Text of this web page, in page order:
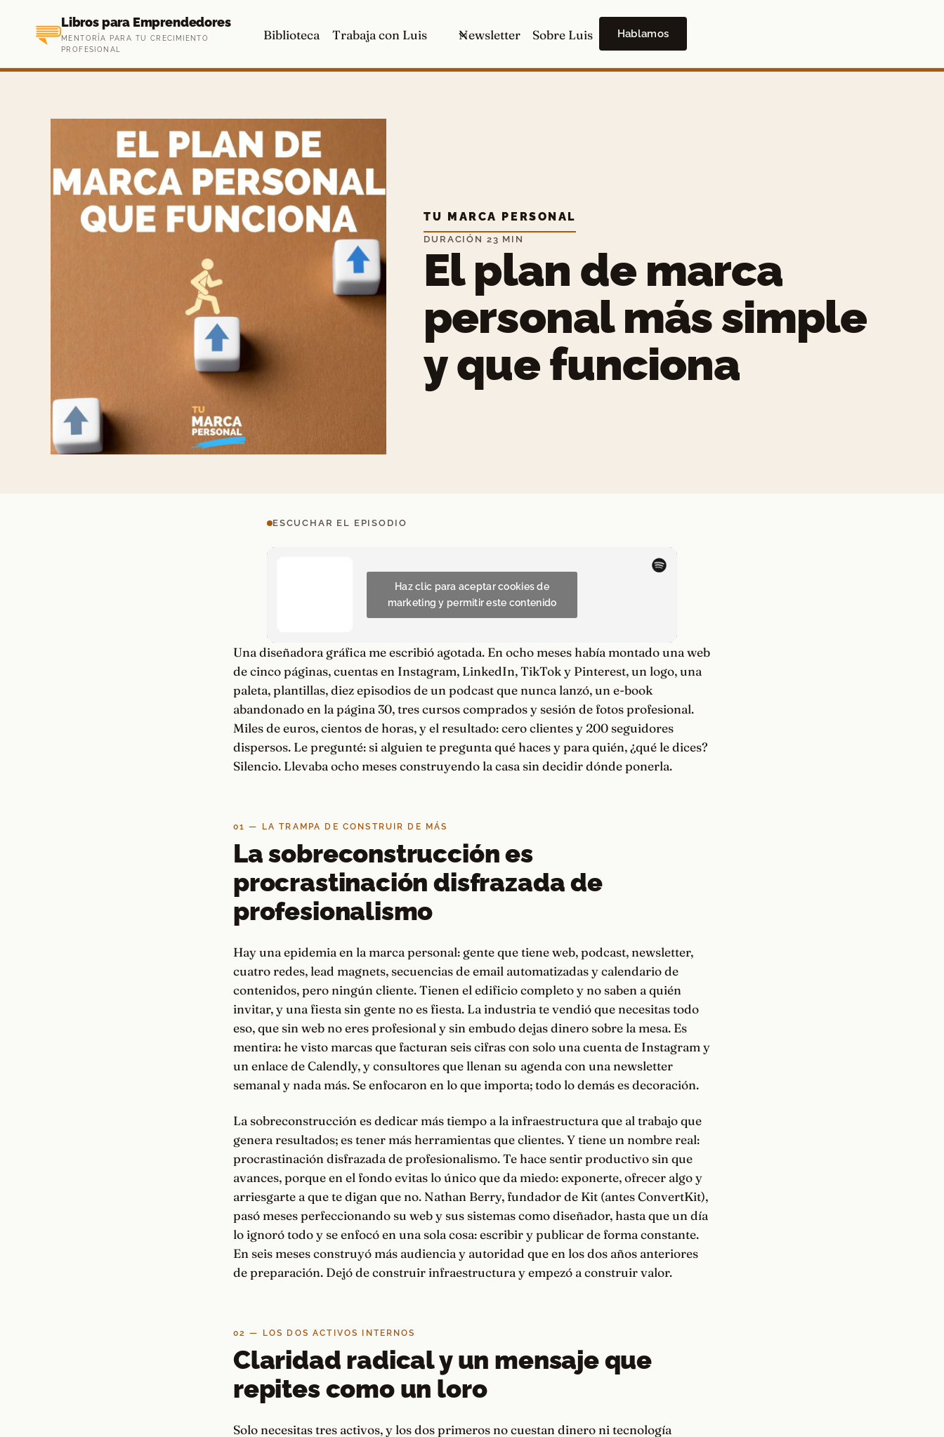
contenido
Libros para Emprendedores
MENTORÍA PARA TU CRECIMIENTO
PROFESIONAL
Biblioteca Trabaja con Luis Newsletter Sobre Luis Hablamos
TU MARCA PERSONAL
DURACIÓN 23 MIN
El plan de marca
personal más simple
y que funciona
ESCUCHAR EL EPISODIO
Haz clic para aceptar cookies de
marketing y permitir este contenido
Una diseñadora gráfica me escribió agotada. En ocho meses había montado una web
de cinco páginas, cuentas en Instagram, LinkedIn, TikTok y Pinterest, un logo, una
paleta, plantillas, diez episodios de un podcast que nunca lanzó, un e-book
abandonado en la página 30, tres cursos comprados y sesión de fotos profesional.
Miles de euros, cientos de horas, y el resultado: cero clientes y 200 seguidores
dispersos. Le pregunté: si alguien te pregunta qué haces y para quién, ¿qué le dices?
Silencio. Llevaba ocho meses construyendo la casa sin decidir dónde ponerla.
01 — LA TRAMPA DE CONSTRUIR DE MÁS
La sobreconstrucción es
procrastinación disfrazada de
profesionalismo
Hay una epidemia en la marca personal: gente que tiene web, podcast, newsletter,
cuatro redes, lead magnets, secuencias de email automatizadas y calendario de
contenidos, pero ningún cliente. Tienen el edificio completo y no saben a quién
invitar, y una fiesta sin gente no es fiesta. La industria te vendió que necesitas todo
eso, que sin web no eres profesional y sin embudo dejas dinero sobre la mesa. Es
mentira: he visto marcas que facturan seis cifras con solo una cuenta de Instagram y
un enlace de Calendly, y consultores que llenan su agenda con una newsletter
semanal y nada más. Se enfocaron en lo que importa; todo lo demás es decoración.
La sobreconstrucción es dedicar más tiempo a la infraestructura que al trabajo que
genera resultados; es tener más herramientas que clientes. Y tiene un nombre real:
procrastinación disfrazada de profesionalismo. Te hace sentir productivo sin que
avances, porque en el fondo evitas lo único que da miedo: exponerte, ofrecer algo y
arriesgarte a que te digan que no. Nathan Berry, fundador de Kit (antes ConvertKit),
pasó meses perfeccionando su web y sus sistemas como diseñador, hasta que un día
lo ignoró todo y se enfocó en una sola cosa: escribir y publicar de forma constante.
En seis meses construyó más audiencia y autoridad que en los dos años anteriores
de preparación. Dejó de construir infraestructura y empezó a construir valor.
02 — LOS DOS ACTIVOS INTERNOS
Claridad radical y un mensaje que
repites como un loro
Solo necesitas tres activos, y los dos primeros no cuestan dinero ni tecnología